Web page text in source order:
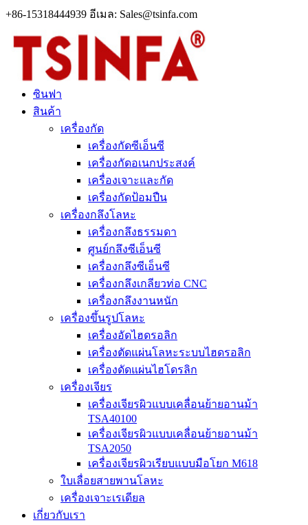
+86-15318444939 อีเมล: Sales@tsinfa.com
ซินฟา
สินค้า
เครื่องกัด
เครื่องกัดซีเอ็นซี
เครื่องกัดอเนกประสงค์
เครื่องเจาะและกัด
เครื่องกัดป้อมปืน
เครื่องกลึงโลหะ
เครื่องกลึงธรรมดา
ศูนย์กลึงซีเอ็นซี
เครื่องกลึงซีเอ็นซี
เครื่องกลึงเกลียวท่อ CNC
เครื่องกลึงงานหนัก
เครื่องขึ้นรูปโลหะ
เครื่องอัดไฮดรอลิก
เครื่องตัดแผ่นโลหะระบบไฮดรอลิก
เครื่องดัดแผ่นไฮโดรลิก
เครื่องเจียร
เครื่องเจียรผิวแบบเคลื่อนย้ายอานม้า
TSA40100
เครื่องเจียรผิวแบบเคลื่อนย้ายอานม้า
TSA2050
เครื่องเจียรผิวเรียบแบบมือโยก M618
ใบเลื่อยสายพานโลหะ
เครื่องเจาะเรเดียล
เกี่ยวกับเรา